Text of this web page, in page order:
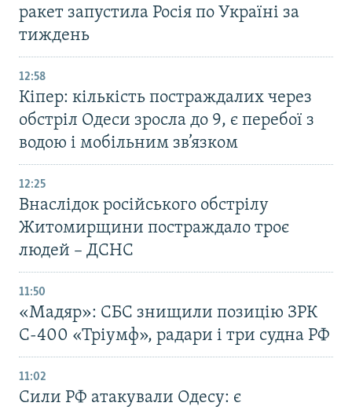
ракет запустила Росія по Україні за
тиждень
12:58
Кіпер: кількість постраждалих через
обстріл Одеси зросла до 9, є перебої з
водою і мобільним зв’язком
12:25
Внаслідок російського обстрілу
Житомирщини постраждало троє
людей – ДСНС
11:50
«Мадяр»: СБС знищили позицію ЗРК
С-400 «Тріумф», радари і три судна РФ
11:02
Сили РФ атакували Одесу: є